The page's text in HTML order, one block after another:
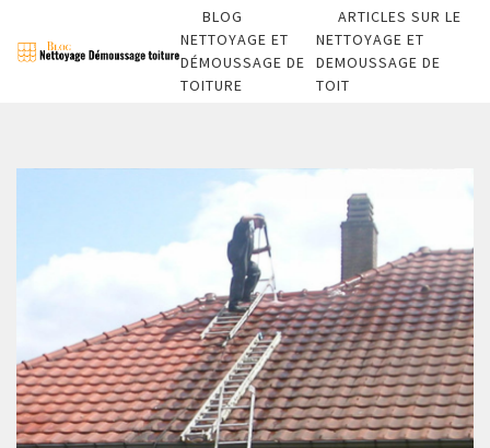
BLOG
NETTOYAGE ET
DÉMOUSSAGE DE
TOITURE
ARTICLES SUR LE
NETTOYAGE ET
DEMOUSSAGE DE
TOIT